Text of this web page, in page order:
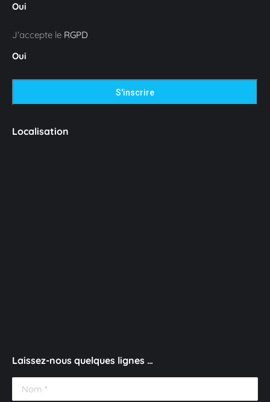
Oui
J'accepte le RGPD
Oui
Localisation
Laissez-nous quelques lignes …
Nom *